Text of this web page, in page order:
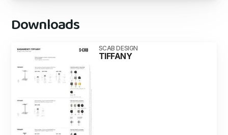
Downloads
SCAB DESIGN
TIFFANY